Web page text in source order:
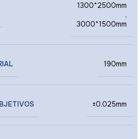
1300*2500mm
,
3000*1500mm
190mm
±0.025mm